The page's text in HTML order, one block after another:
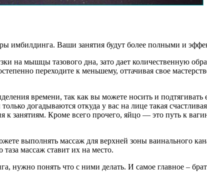
имбилдинга. Ваши занятия будут более полными и
на мышцы тазового дна, зато дает количественную
переходите к меньшему, оттачивая свое
времени, так как вы можете носить и подтягивать
догадываются откуда у вас на лице такая
занятиям. Кроме всего прочего, яйцо — это путь к
выполнять массаж для верхней зоны ваинального
массаж ставит их на место.
нужно понять что с ними делать. И самое главное –